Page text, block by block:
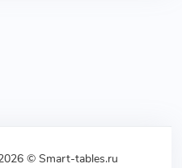
© Smart-tables.ru